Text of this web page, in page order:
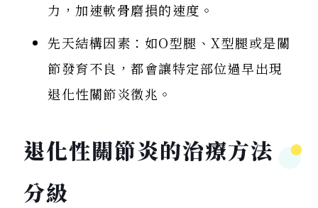
力，加速軟骨磨損的速度。
先天結構因素：如O型腿、X型腿或是關
節發育不良，都會讓特定部位過早出現
退化性關節炎徵兆。
退化性關節炎的治療方法
分級